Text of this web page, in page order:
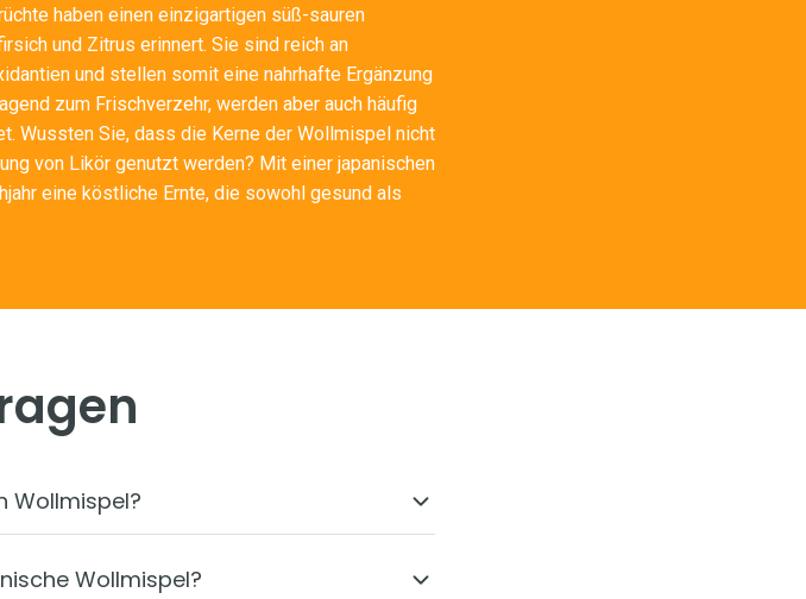
haben einen einzigartigen süß-sauren
und Zitrus erinnert. Sie sind reich an
und stellen somit eine nahrhafte Ergänzung
zum Frischverzehr, werden aber auch häufig
Wussten Sie, dass die Kerne der Wollmispel nicht
von Likör genutzt werden? Mit einer japanischen
eine köstliche Ernte, die sowohl gesund als
Wollmispel?
Wollmispel?